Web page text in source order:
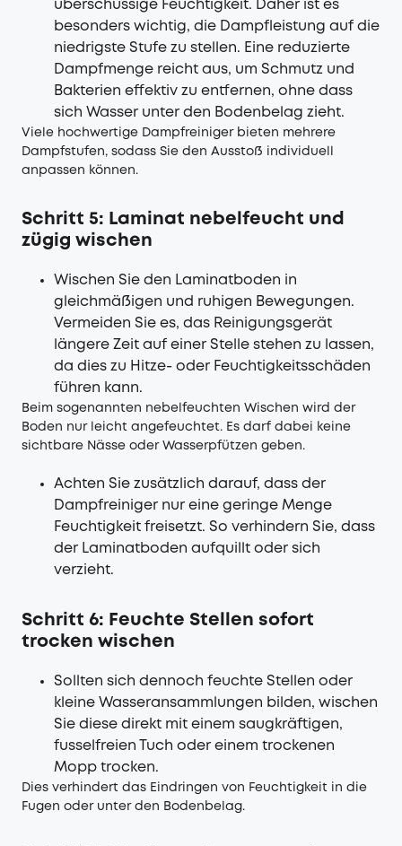
überschüssige Feuchtigkeit. Daher ist es
besonders wichtig, die Dampfleistung auf die
niedrigste Stufe zu stellen. Eine reduzierte
Dampfmenge reicht aus, um Schmutz und
Bakterien effektiv zu entfernen, ohne dass
sich Wasser unter den Bodenbelag zieht.
Viele hochwertige Dampfreiniger bieten mehrere
Dampfstufen, sodass Sie den Ausstoß individuell
anpassen können.
Schritt 5: Laminat nebelfeucht und
zügig wischen
Wischen Sie den Laminatboden in
gleichmäßigen und ruhigen Bewegungen.
Vermeiden Sie es, das Reinigungsgerät
längere Zeit auf einer Stelle stehen zu lassen,
da dies zu Hitze- oder Feuchtigkeitsschäden
führen kann.
Beim sogenannten nebelfeuchten Wischen wird der
Boden nur leicht angefeuchtet. Es darf dabei keine
sichtbare Nässe oder Wasserpfützen geben.
Achten Sie zusätzlich darauf, dass der
Dampfreiniger nur eine geringe Menge
Feuchtigkeit freisetzt. So verhindern Sie, dass
der Laminatboden aufquillt oder sich
verzieht.
Schritt 6: Feuchte Stellen sofort
trocken wischen
Sollten sich dennoch feuchte Stellen oder
kleine Wasseransammlungen bilden, wischen
Sie diese direkt mit einem saugkräftigen,
fusselfreien Tuch oder einem trockenen
Mopp trocken.
Dies verhindert das Eindringen von Feuchtigkeit in die
Fugen oder unter den Bodenbelag.